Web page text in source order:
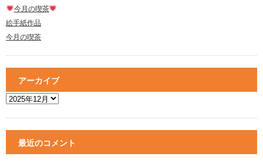
今月の喫茶
絵手紙作品
今月の喫茶
アーカイブ
最近のコメント